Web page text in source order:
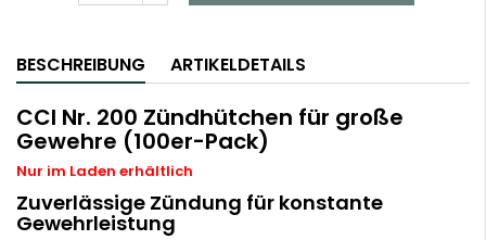
BESCHREIBUNG ARTIKELDETAILS
CCI Nr. 200 Zündhütchen für große
Gewehre (100er-Pack)
Nur im Laden erhältlich
Zuverlässige Zündung für konstante
Gewehrleistung